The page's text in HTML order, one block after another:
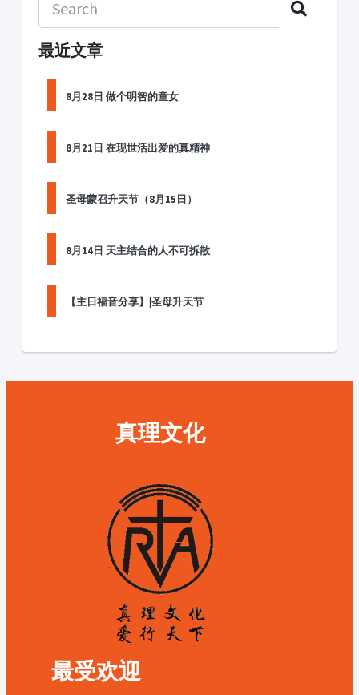
最近文章
8月28日 做个明智的童女
8月21日 在现世活出爱的真精神
圣母蒙召升天节（8月15日）
8月14日 天主结合的人不可拆散
【主日福音分享】|圣母升天节
真理文化
最受欢迎